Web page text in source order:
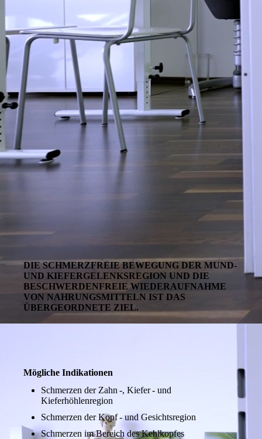
DIE SCHMERZFREIE BEWEGUNG DER MUND-
UND KIEFERGELENKSREGION UND DIE
BESCHWERDEN­FREIE WIEDERAUFNAHME
VON NAHRUNGSMITTELN IST DAS
ÜBERGEORDNETE ZIEL.
Mögliche Indikationen
Schmerzen der Zahn -, Kiefer - und
Kieferhöhlenregion
Schmerzen der Kopf - und Gesichtsregion
Schmerzen im Bereich des Kehlkopfes